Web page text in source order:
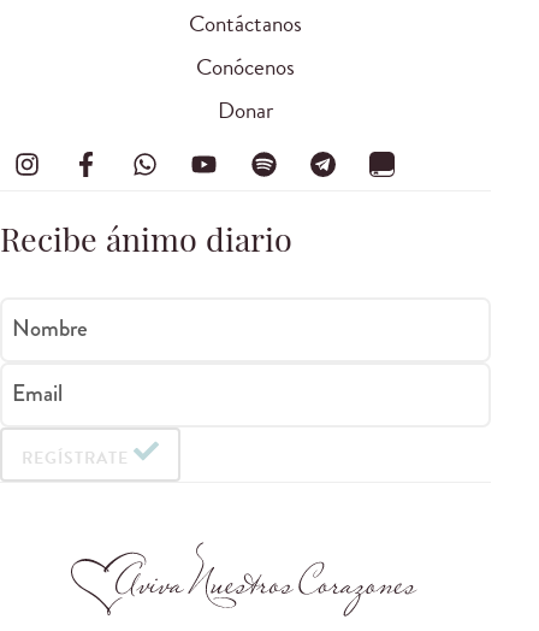
Contáctanos
Conócenos
Donar
Recibe ánimo diario
Nombre
Email
REGÍSTRATE